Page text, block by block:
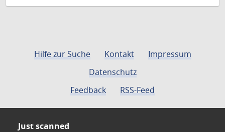
Hilfe zur Suche Kontakt
Impressum
Datenschutz
Feedback
RSS-Feed
Just scanned